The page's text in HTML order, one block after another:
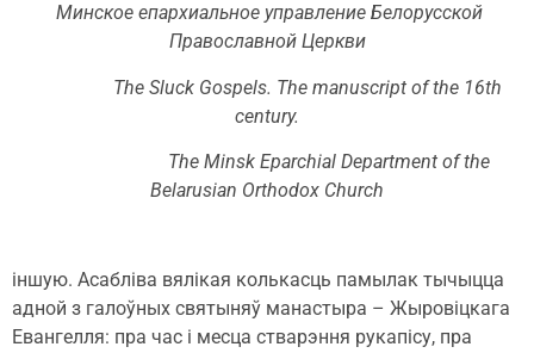
Минское епархиальное управление Белорусской
Православной Церкви
The Sluck Gospels. The manuscript of the 16th
century.
The Minsk Eparchial Department of the
Belarusian Orthodox Church
іншую. Асабліва вялікая колькасць памылак тычыцца
адной з галоўных святыняў манастыра – Жыровіцкага
Евангелля: пра час і месца стварэння рукапісу, пра